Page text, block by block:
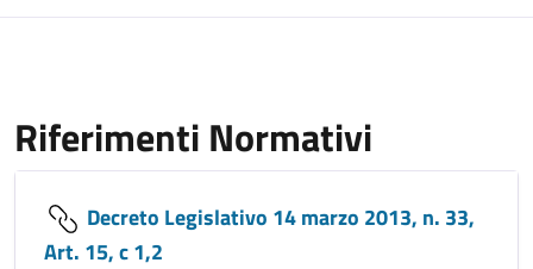
Riferimenti Normativi
Decreto Legislativo 14 marzo 2013, n. 33,
Art. 15, c 1,2